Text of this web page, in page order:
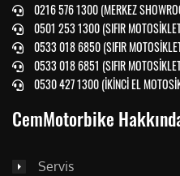
0216 576 1300 (MERKEZ
0501 253 1300 (SIFIR
0533 018 6850 (SIFIR
0533 018 6851 (SIFIR
0530 427 1300 (İKİNCİ EL
CemMotorbike
Servis